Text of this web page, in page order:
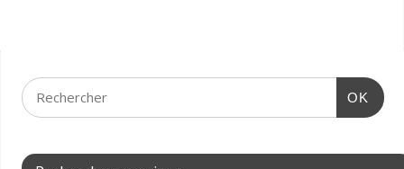
OK